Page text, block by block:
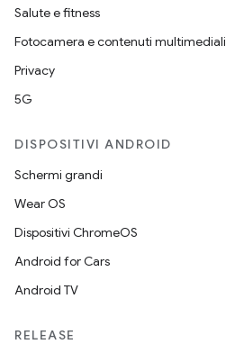
Salute e fitness
Fotocamera e contenuti multimediali
Privacy
5G
DISPOSITIVI ANDROID
Schermi grandi
Wear OS
Dispositivi ChromeOS
Android for Cars
Android TV
RELEASE